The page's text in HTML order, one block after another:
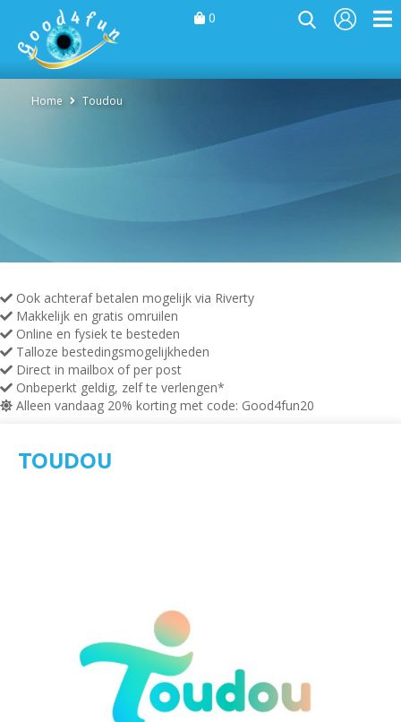
0
Home Toudou
Ook achteraf betalen mogelijk via Riverty
Makkelijk en gratis omruilen
Online en fysiek te besteden
Talloze bestedingsmogelijkheden
Direct in mailbox of per post
Onbeperkt geldig, zelf te verlengen*
Alleen vandaag 20% korting met code: Good4fun20
TOUDOU